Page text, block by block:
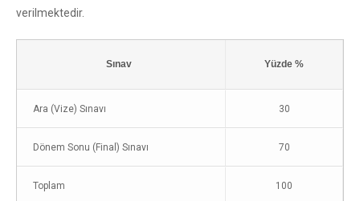
verilmektedir.
Sınav Yüzde %
Ara (Vize) Sınavı 30
Dönem Sonu (Final) Sınavı 70
Toplam 100